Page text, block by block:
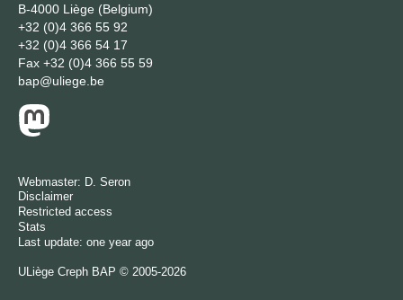
B-4000 Liège (Belgium)
+32 (0)4 366 55 92
+32 (0)4 366 54 17
Fax +32 (0)4 366 55 59
bap@uliege.be
Webmaster: D. Seron
Disclaimer
Restricted access
Stats
Last update: one year ago
ULiège Creph BAP © 2005-2026